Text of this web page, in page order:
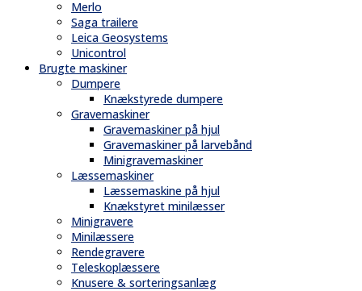
Merlo
Saga trailere
Leica Geosystems
Unicontrol
Brugte maskiner
Dumpere
Knækstyrede dumpere
Gravemaskiner
Gravemaskiner på hjul
Gravemaskiner på larvebånd
Minigravemaskiner
Læssemaskiner
Læssemaskine på hjul
Knækstyret minilæsser
Minigravere
Minilæssere
Rendegravere
Teleskoplæssere
Knusere & sorteringsanlæg